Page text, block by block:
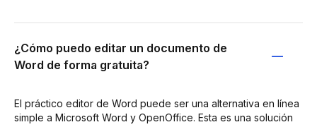
¿Cómo puedo editar un documento de
Word de forma gratuita?
El práctico editor de Word puede ser una alternativa en línea
simple a Microsoft Word y OpenOffice. Esta es una solución